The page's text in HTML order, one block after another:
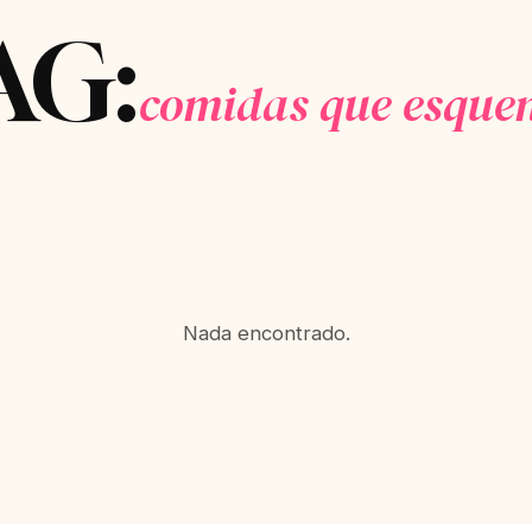
comidas que
Nada encontrado.